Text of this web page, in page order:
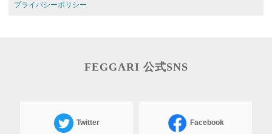
プライバシーポリシー
FEGGARI 公式SNS
Twitter Facebook